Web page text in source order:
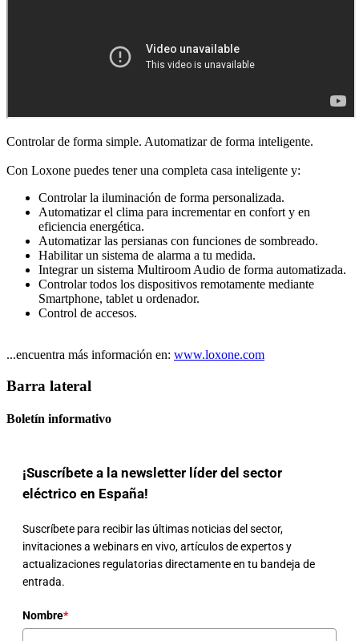
Controlar de forma simple. Automatizar de forma inteligente.
Con Loxone puedes tener una completa casa inteligente y:
Controlar la iluminación de forma personalizada.
Automatizar el clima para incrementar en confort y en
eficiencia energética.
Automatizar las persianas con funciones de sombreado.
Habilitar un sistema de alarma a tu medida.
Integrar un sistema Multiroom Audio de forma automatizada.
Controlar todos los dispositivos remotamente mediante
Smartphone, tablet u ordenador.
Control de accesos.
...encuentra más información en: www.loxone.com
Barra lateral
Boletín informativo
¡Suscríbete a la newsletter líder del sector
eléctrico en España!
Suscríbete para recibir las últimas noticias del sector,
invitaciones a webinars en vivo, artículos de expertos y
actualizaciones regulatorias directamente en tu bandeja de
entrada.
Nombre*